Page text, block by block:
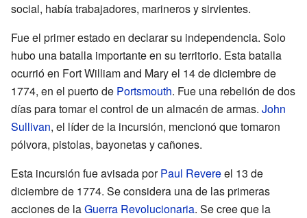
social, había trabajadores, marineros y sirvientes.
Fue el primer estado en declarar su independencia. Solo
hubo una batalla importante en su territorio. Esta batalla
ocurrió en Fort William and Mary el 14 de diciembre de
1774, en el puerto de Portsmouth. Fue una rebelión de dos
días para tomar el control de un almacén de armas. John
Sullivan, el líder de la incursión, mencionó que tomaron
pólvora, pistolas, bayonetas y cañones.
Esta incursión fue avisada porPaul Revereel 13 de
diciembre de 1774. Se considera una de las primeras
acciones de laGuerra Revolucionaria. Se cree que la